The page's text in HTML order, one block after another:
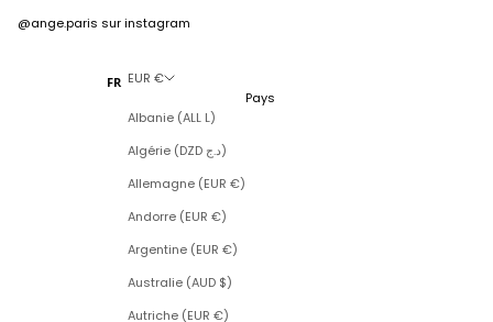
@ange.paris sur instagram
FR EUR €
Pays
Albanie (ALL L)
Algérie (DZD د.ج)
Allemagne (EUR €)
Andorre (EUR €)
Argentine (EUR €)
Australie (AUD $)
Autriche (EUR €)